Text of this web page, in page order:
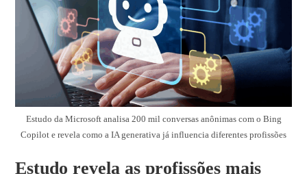
Estudo da Microsoft analisa 200 mil conversas anônimas com o Bing
Copilot e revela como a IA generativa já influencia diferentes profissões
Estudo revela as profissões mais